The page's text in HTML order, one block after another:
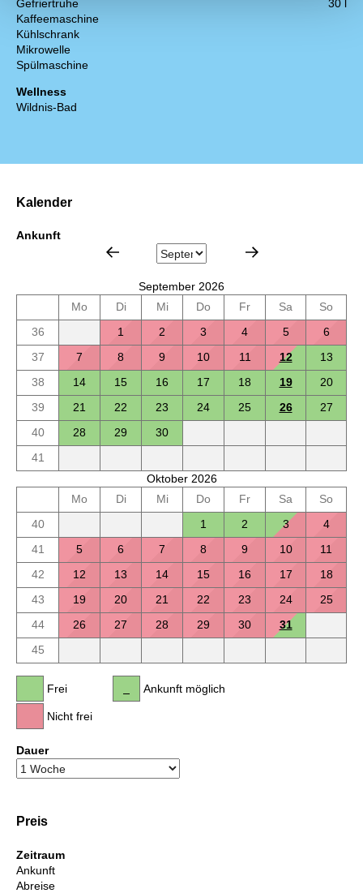
Gefriertruhe
30 l
Kaffeemaschine
Kühlschrank
Mikrowelle
Spülmaschine
Wellness
Wildnis-Bad
Kalender
Ankunft
September 2026
Mo
Di Mi Do Fr Sa
So
36
1 2 3 4 5
6
37
7 8 9 10 11 12
13
38
14 15 16 17 18 19
20
39
21 22 23 24 25 26
27
40
28 29
30
41
Oktober 2026
Mo
Di Mi Do Fr Sa
So
40
1 2 3
4
41
5 6 7 8 9 10
11
42
12 13 14 15 16 17
18
43
19 20 21 22 23 24
25
44
26 27 28 29 30
31
45
Frei
Nicht frei
Ankunft möglich
Dauer
Preis
Zeitraum
Ankunft
Abreise